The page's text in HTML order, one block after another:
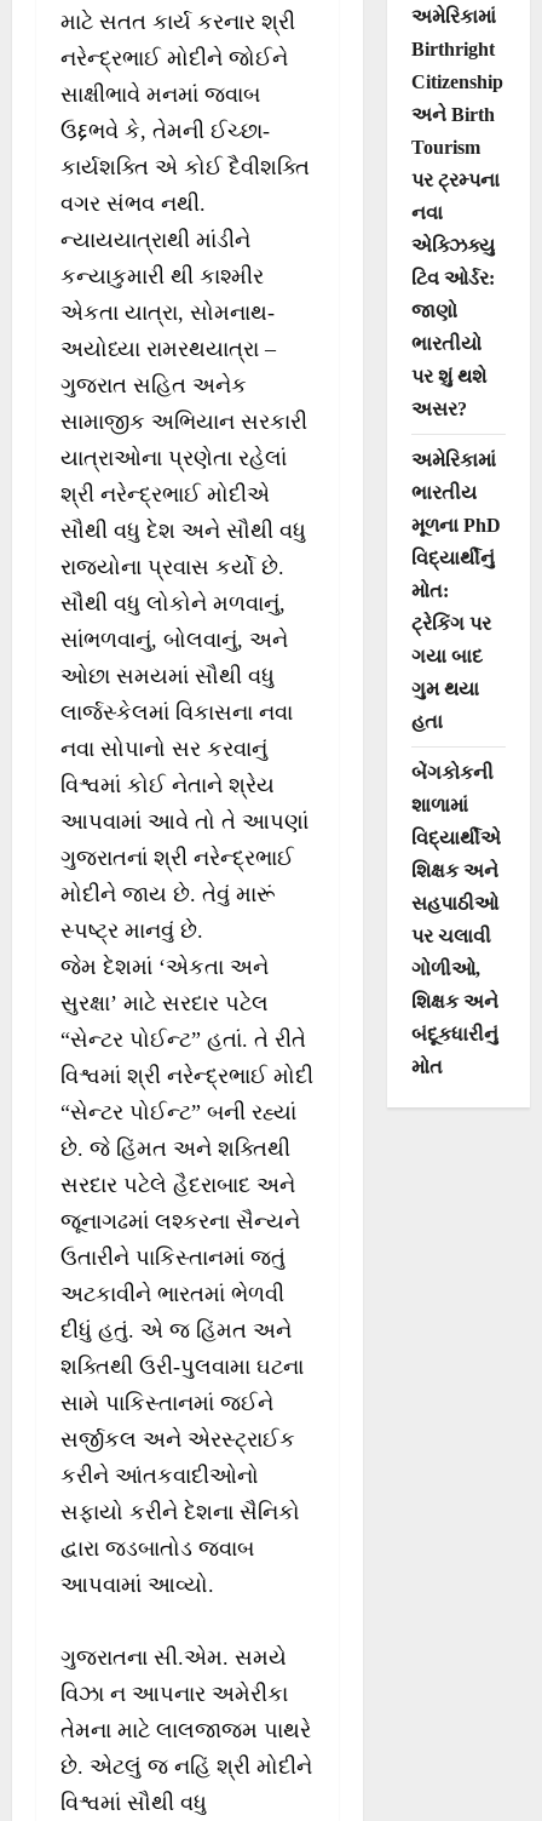
માટે સતત કાર્ય કરનાર શ્રી
નરેન્દ્રભાઈ મોદીને જોઈને
સાક્ષીભાવે મનમાં જવાબ
ઉદ્દભવે કે, તેમની ઈચ્છા-
કાર્યશક્તિ એ કોઈ દૈવીશક્તિ
વગર સંભવ નથી.
ન્યાયયાત્રાથી માંડીને
કન્યાકુમારી થી કાશ્મીર
એકતા યાત્રા, સોમનાથ-
અયોધ્યા રામરથયાત્રા –
ગુજરાત સહિત અનેક
સામાજીક અભિયાન સરકારી
યાત્રાઓના પ્રણેતા રહેલાં
શ્રી નરેન્દ્રભાઈ મોદીએ
સૌથી વધુ દેશ અને સૌથી વધુ
રાજયોના પ્રવાસ કર્યો છે.
સૌથી વધુ લોકોને મળવાનું,
સાંભળવાનું, બોલવાનું, અને
ઓછા સમયમાં સૌથી વધુ
લાર્જસ્કેલમાં વિકાસના નવા
નવા સોપાનો સર કરવાનું
વિશ્વમાં કોઈ નેતાને શ્રેય
આપવામાં આવે તો તે આપણાં
ગુજરાતનાં શ્રી નરેન્દ્રભાઈ
મોદીને જાય છે. તેવું મારૂં
સ્પષ્ટ્ર માનવું છે.
જેમ દેશમાં ‘એકતા અને
સુરક્ષા’ માટે સરદાર પટેલ
“સેન્ટર પોઈન્ટ” હતાં. તે રીતે
વિશ્વમાં શ્રી નરેન્દ્રભાઈ મોદી
“સેન્ટર પોઈન્ટ” બની રહ્યાં
છે. જે હિંમત અને શક્તિથી
સરદાર પટેલે હૈદરાબાદ અને
જૂનાગઢમાં લશ્કરના સૈન્યને
ઉતારીને પાકિસ્તાનમાં જતું
અટકાવીને ભારતમાં ભેળવી
દીધું હતું. એ જ હિંમત અને
શક્તિથી ઉરી-પુલવામા ઘટના
સામે પાકિસ્તાનમાં જઈને
સર્જીકલ અને એરસ્ટ્રાઈક
કરીને આંતકવાદીઓનો
સફાયો કરીને દેશના સૈનિકો
દ્વારા જડબાતોડ જવાબ
આપવામાં આવ્યો.
ગુજરાતના સી.એમ. સમયે
વિઝા ન આપનાર અમેરીકા
તેમના માટે લાલજાજમ પાથરે
છે. એટલું જ નહિં શ્રી મોદીને
વિશ્વમાં સૌથી વધુ
અમેરિકામાં
Birthright
Citizenship
અને Birth
Tourism
પર ટ્રમ્પના
નવા
એક્ઝિક્યુ
ટિવ ઓર્ડર:
જાણો
ભારતીયો
પર શું થશે
અસર?
અમેરિકામાં
ભારતીય
મૂળના PhD
વિદ્યાર્થીનું
મોત:
ટ્રેકિંગ પર
ગયા બાદ
ગુમ થયા
હતા
બેંગકોકની
શાળામાં
વિદ્યાર્થીએ
શિક્ષક અને
સહપાઠીઓ
પર ચલાવી
ગોળીઓ,
શિક્ષક અને
બંદૂકધારીનું
મોત